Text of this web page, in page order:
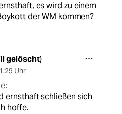
es wird zu einem
der WM kommen?
gelöscht)
Uhr
ernsthaft schließen sich
hoffe.